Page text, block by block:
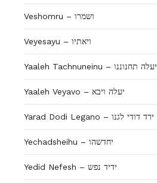
Veshomru – ושמרו
Veyesayu – ויאתיו
Yaaleh Tachnuneinu – יעלה תחנוננו
Yaaleh Veyavo – יעלה ויבא
Yarad Dodi Legano – ירד דודי לגנו
Yechadsheihu – יחדשהו
Yedid Nefesh – ידיד נפש